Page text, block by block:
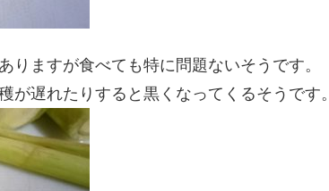
りますが食べても特に問題ないそうです。
が遅れたりすると黒くなってくるそうです。